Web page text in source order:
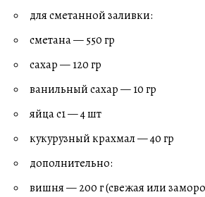
для сметанной заливки:
сметана — 550 гр
сахар — 120 гр
ванильный сахар — 10 гр
яйца с1 — 4 шт
кукурузный крахмал — 40 гр
дополнительно:
вишня — 200 г (свежая или